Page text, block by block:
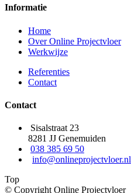
Informatie
Home
Over Online Projectvloer
Werkwijze
Referenties
Contact
Contact
Sisalstraat 23
8281 JJ Genemuiden
038 385 69 50
info@onlineprojectvloer.nl
Top
© Copyright Online Projectvloer